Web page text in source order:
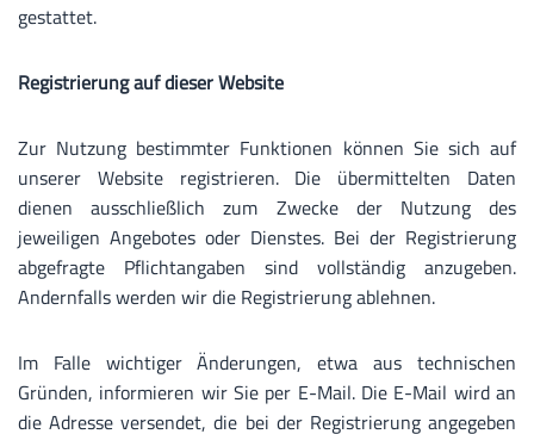
gestattet.
Registrierung auf dieser Website
Zur Nutzung bestimmter Funktionen können Sie sich auf
unserer Website registrieren. Die übermittelten Daten
dienen ausschließlich zum Zwecke der Nutzung des
jeweiligen Angebotes oder Dienstes. Bei der Registrierung
abgefragte Pflichtangaben sind vollständig anzugeben.
Andernfalls werden wir die Registrierung ablehnen.
Im Falle wichtiger Änderungen, etwa aus technischen
Gründen, informieren wir Sie per E-Mail. Die E-Mail wird an
die Adresse versendet, die bei der Registrierung angegeben